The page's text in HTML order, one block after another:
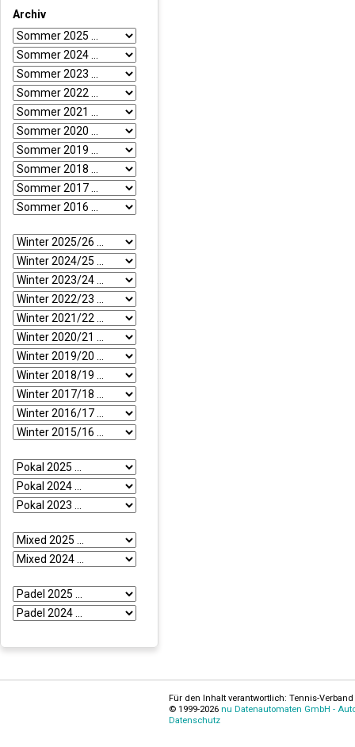
Archiv
Für den Inhalt verantwortlich: Tennis-
© 1999-2026 nu Datenautomaten GmbH -
Datenschutz